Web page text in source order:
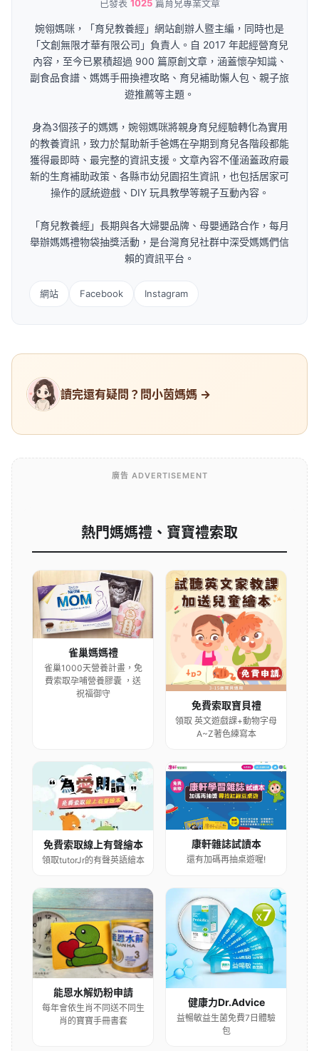
已發表 1025篇育兒專業文章
婉翎媽咪，「育兒教養經」網站創辦人暨主編，同時也是
「文創無限才華有限公司」負責人。自 2017 年起經營育兒
內容，至今已累積超過 900 篇原創文章，涵蓋懷孕知識、
副食品食譜、媽媽手冊換禮攻略、育兒補助懶人包、親子旅
遊推薦等主題。
身為3個孩子的媽媽，婉翎媽咪將親身育兒經驗轉化為實用
的教養資訊，致力於幫助新手爸媽在孕期到育兒各階段都能
獲得最即時、最完整的資訊支援。文章內容不僅涵蓋政府最
新的生育補助政策、各縣市幼兒園招生資訊，也包括居家可
操作的感統遊戲、DIY 玩具教學等親子互動內容。
「育兒教養經」長期與各大婦嬰品牌、母嬰通路合作，每月
舉辦媽媽禮物袋抽獎活動，是台灣育兒社群中深受媽媽們信
賴的資訊平台。
網站 Facebook Instagram
讀完還有疑問？問小茵媽媽 →
廣告 ADVERTISEMENT
熱門媽媽禮、寶寶禮索取
雀巢媽媽禮
雀巢1000天營養計畫，免
費索取孕哺營養膠囊 ，送
祝福御守
免費索取寶貝禮
領取 英文遊戲課+動物字母
A~Z著色練寫本
免費索取線上有聲繪本
領取tutorJr的有聲英語繪本
康軒雜誌試讀本
還有加碼再抽桌遊喔!
能恩水解奶粉申請
每年會依生肖不同送不同生
肖的寶寶手冊書套
健康力Dr.Advice
益暢敏益生菌免費7日體驗
包